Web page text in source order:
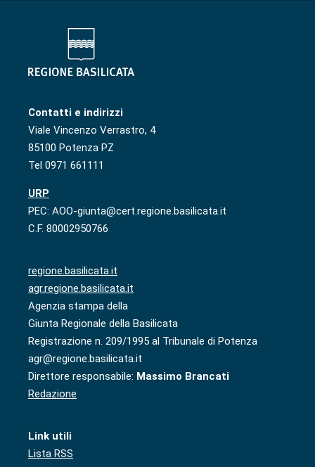
Contatti e indirizzi
Viale Vincenzo Verrastro, 4
85100 Potenza PZ
Tel 0971 661111
URP
PEC: AOO-giunta@cert.regione.basilicata.it
C.F. 80002950766
regione.basilicata.it
agr.regione.basilicata.it
Agenzia stampa della
Giunta Regionale della Basilicata
Registrazione n. 209/1995 al Tribunale di Potenza
agr@regione.basilicata.it
Direttore responsabile: Massimo Brancati
Redazione
Link utili
Lista RSS